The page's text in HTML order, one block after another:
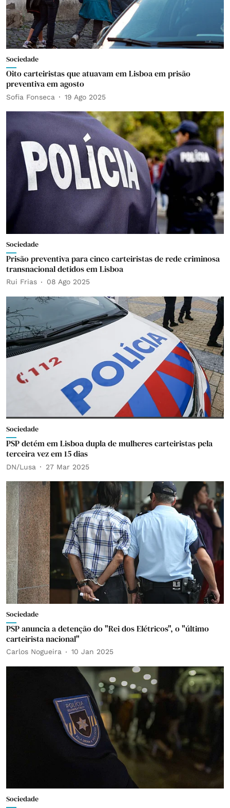
Sociedade
Oito carteiristas que atuavam em Lisboa em prisão
preventiva em agosto
Sofia Fonseca 19 Ago 2025
Sociedade
Prisão preventiva para cinco carteiristas de rede criminosa
transnacional detidos em Lisboa
Rui Frias 08 Ago 2025
Sociedade
PSP detém em Lisboa dupla de mulheres carteiristas pela
terceira vez em 15 dias
DN/Lusa 27 Mar 2025
Sociedade
PSP anuncia a detenção do "Rei dos Elétricos", o "último
carteirista nacional"
Carlos Nogueira 10 Jan 2025
Sociedade